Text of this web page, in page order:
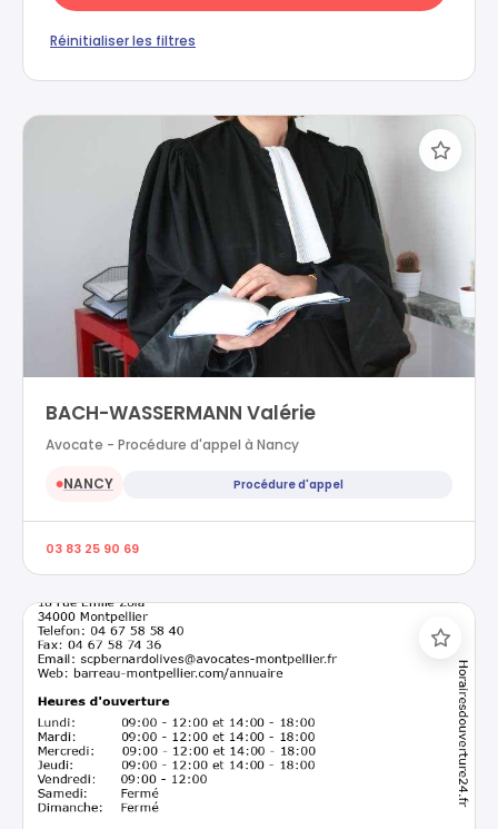
Réinitialiser les filtres
BACH-WASSERMANN Valérie
Avocate - Procédure d'appel à Nancy
●NANCY Procédure d'appel
03 83 25 90 69